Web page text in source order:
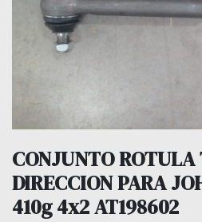
CONJUNTO
DIRECCION PARA
410g 4x2 AT198602